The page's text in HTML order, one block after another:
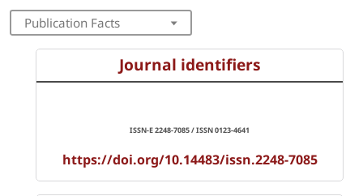
Publication Facts
Journal identifiers
ISSN-E 2248-7085 / ISSN 0123-4641
https://doi.org/10.14483/issn.2248-7085